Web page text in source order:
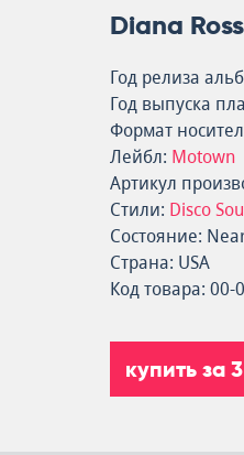
Diana Ross
Год релиза
Год выпуска
Формат
Лейбл: Motown
Артикул
Стили: Disco
Состояние:
Страна: USA
Код товара: 00-
купить за